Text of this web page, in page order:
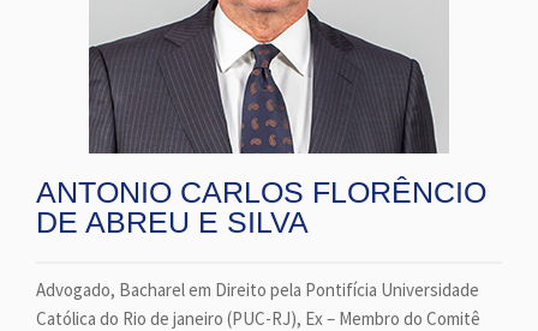
ANTONIO CARLOS FLORÊNCIO
DE ABREU E SILVA
Advogado, Bacharel em Direito pela Pontifícia Universidade
Católica do Rio de janeiro (PUC-RJ), Ex – Membro do Comitê